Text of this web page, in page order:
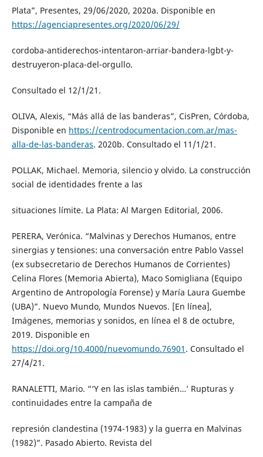
Plata”, Presentes, 29/06/2020, 2020a. Disponible en
https://agenciapresentes.org/2020/06/29/
cordoba-antiderechos-intentaron-arriar-bandera-lgbt-y-
destruyeron-placa-del-orgullo.
Consultado el 12/1/21.
OLIVA, Alexis, “Más allá de las banderas”, CisPren, Córdoba,
Disponible en https://centrodocumentacion.com.ar/mas-
alla-de-las-banderas. 2020b. Consultado el 11/1/21.
POLLAK, Michael. Memoria, silencio y olvido. La construcción
social de identidades frente a las
situaciones límite. La Plata: Al Margen Editorial, 2006.
PERERA, Verónica. “Malvinas y Derechos Humanos, entre
sinergias y tensiones: una conversación entre Pablo Vassel
(ex subsecretario de Derechos Humanos de Corrientes)
Celina Flores (Memoria Abierta), Maco Somigliana (Equipo
Argentino de Antropología Forense) y María Laura Guembe
(UBA)”. Nuevo Mundo, Mundos Nuevos. [En línea],
Imágenes, memorias y sonidos, en línea el 8 de octubre,
2019. Disponible en
https://doi.org/10.4000/nuevomundo.76901 . Consultado el
27/4/21.
RANALETTI, Mario. “‘Y en las islas también…’ Rupturas y
continuidades entre la campaña de
represión clandestina (1974-1983) y la guerra en Malvinas
(1982)”. Pasado Abierto. Revista del